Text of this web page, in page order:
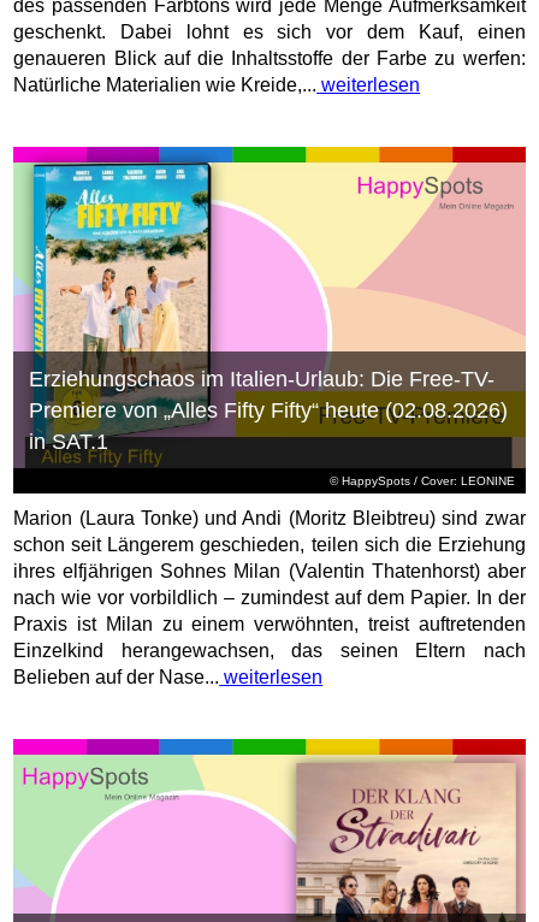
des passenden Farbtons wird jede Menge Aufmerksamkeit
geschenkt. Dabei lohnt es sich vor dem Kauf, einen
genaueren Blick auf die Inhaltsstoffe der Farbe zu werfen:
Natürliche Materialien wie Kreide,... weiterlesen
© HappySpots / Cover: LEONINE
Erziehungschaos im Italien-Urlaub: Die Free-TV-
Premiere von „Alles Fifty Fifty“ heute (02.08.2026)
in SAT.1
Marion (Laura Tonke) und Andi (Moritz Bleibtreu) sind zwar
schon seit Längerem geschieden, teilen sich die Erziehung
ihres elfjährigen Sohnes Milan (Valentin Thatenhorst) aber
nach wie vor vorbildlich – zumindest auf dem Papier. In der
Praxis ist Milan zu einem verwöhnten, treist auftretenden
Einzelkind herangewachsen, das seinen Eltern nach
Belieben auf der Nase... weiterlesen